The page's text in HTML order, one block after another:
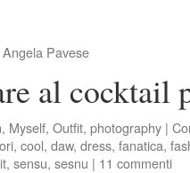
Angela Pavese
al cocktail
, Myself, Outfit, photography |
, cool, daw, dress, fanatica,
, sensu, sesnu | 11 commenti